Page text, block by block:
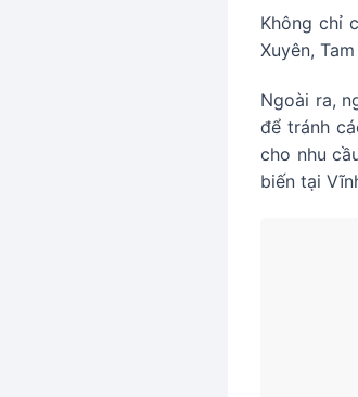
Không chỉ
Xuyên,
Ngoài ra,
để tránh
cho nhu
biến tại